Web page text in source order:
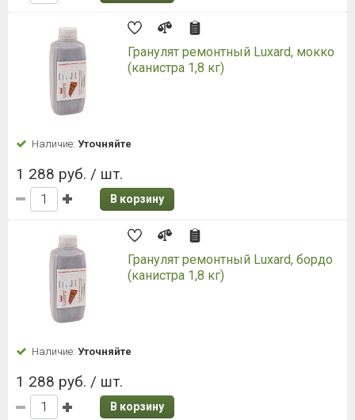
Гранулят ремонтный Luxard, мокко
(канистра 1,8 кг)
Наличие: Уточняйте
1 288 руб. / шт.
В корзину
Гранулят ремонтный Luxard, бордо
(канистра 1,8 кг)
Наличие: Уточняйте
1 288 руб. / шт.
В корзину